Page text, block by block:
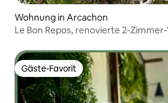
Wohnung in Arcachon
Le Bon Repos, renovierte 2-
Gäste-Favorit
Gäste-Favorit